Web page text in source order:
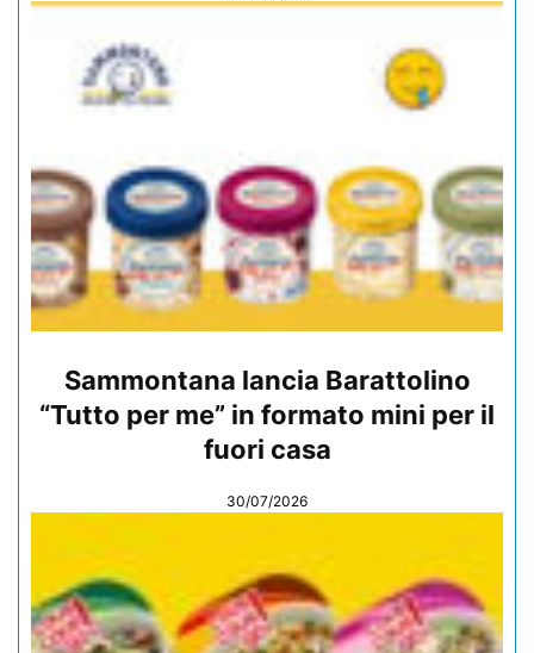
Sammontana lancia Barattolino
“Tutto per me” in formato mini per il
fuori casa
30/07/2026